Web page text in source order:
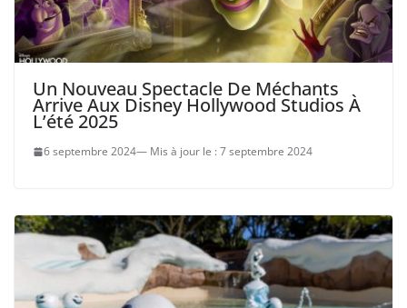
Un Nouveau Spectacle De Méchants
Arrive Aux Disney Hollywood Studios À
L’été 2025
6 septembre 2024 7 septembre 2024